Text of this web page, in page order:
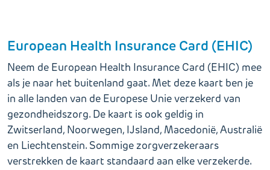
European Health Insurance Card (EHIC)
Neem de European Health Insurance Card (EHIC) mee
als je naar het buitenland gaat. Met deze kaart ben je
in alle landen van de Europese Unie verzekerd van
gezondheidszorg. De kaart is ook geldig in
Zwitserland, Noorwegen, IJsland, Macedonië, Australië
en Liechtenstein. Sommige zorgverzekeraars
verstrekken de kaart standaard aan elke verzekerde.